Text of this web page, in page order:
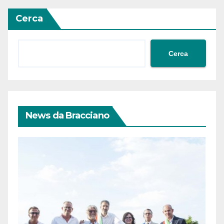
Cerca
Cerca
News da Bracciano